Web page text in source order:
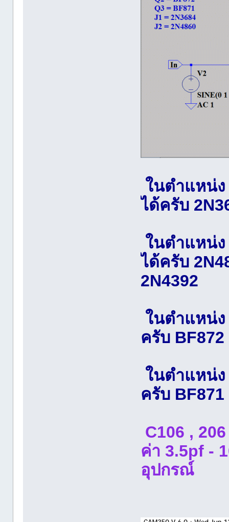
ในตำแหน่ง
ได้ครับ
ในตำแหน่ง
ได้ครับ
2N4392
ในตำแหน่ง
ครับ
ในตำแหน่ง
ครับ
C106 ,
ค่า 3.5pf -
อุปกรณ์